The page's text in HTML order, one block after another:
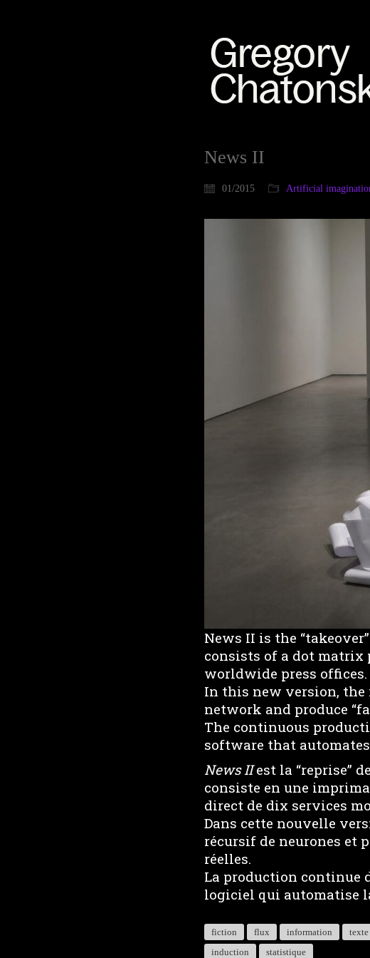
News II
01/2015 Artificial
News II is the
consists of a dot matrix
worldwide press offices.
In this new version, the
network and produce
The continuous
software that
News IIest la “reprise”
consiste en une
direct de dix services
Dans cette nouvelle
récursif de neurones et
réelles.
La production continue
logiciel qui automatise
fiction flux information texte
induction
statistique